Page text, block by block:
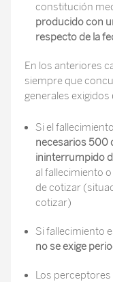
constitución
producido con
respecto de la
En los anteriores
siempre que
generales
Si el
necesarios 500
ininterrumpido
al fallecimiento
de cotizar
cotizar)
Si fallecimiento
no se exige
Los